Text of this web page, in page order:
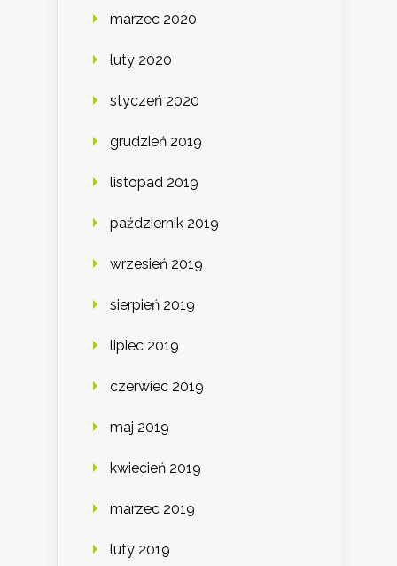
marzec 2020
luty 2020
styczeń 2020
grudzień 2019
listopad 2019
październik 2019
wrzesień 2019
sierpień 2019
lipiec 2019
czerwiec 2019
maj 2019
kwiecień 2019
marzec 2019
luty 2019